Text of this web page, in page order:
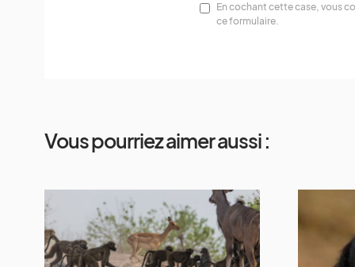
En cochant cette case, vous
ce formulaire.
Vous pourriez aimer aussi :